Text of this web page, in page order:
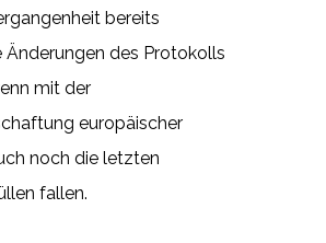
bereits
Änderungen des Protokolls
mit der
europäischer
noch die letzten
fallen.